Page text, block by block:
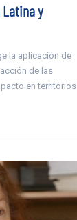
y
la aplicación de
de las
en territorios